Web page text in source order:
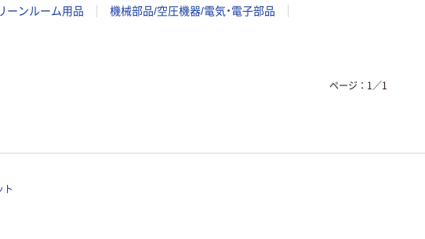
ーンルーム用品 機械部品/空圧機器/電気・電子部品
ページ： 1 ／1
ト